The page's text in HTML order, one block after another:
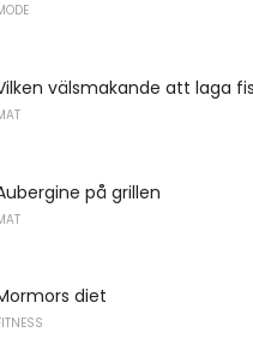
välsmakande att laga
på grillen
diet